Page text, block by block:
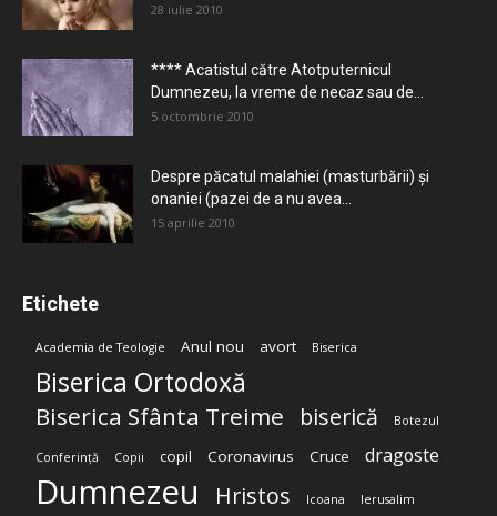
28 iulie 2010
**** Acatistul către Atotputernicul
Dumnezeu, la vreme de necaz sau de...
5 octombrie 2010
Despre păcatul malahiei (masturbării) şi
onaniei (pazei de a nu avea...
15 aprilie 2010
Etichete
Academia de Teologie Anul nou avort Biserica
Biserica Ortodoxă
Biserica Sfânta Treime biserică Botezul
Conferință Copii copil Coronavirus Cruce dragoste
Dumnezeu Hristos Icoana Ierusalim